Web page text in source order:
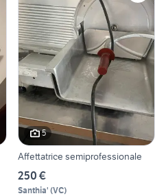
5
Affettatrice semiprofessionale
250 €
Santhia' (VC)